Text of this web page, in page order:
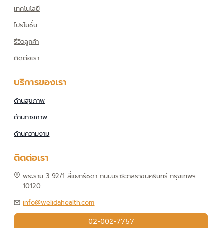
เทคโนโลยี
โปรโมชั่น
รีวิวลูกค้า
ติดต่อเรา
บริการของเรา
ด้านสุขภาพ
ด้านกายภาพ
ด้านความงาม
ติดต่อเรา
พระราม 3 92/1 สี่แยกรัชดา ถนนนราธิวาสราชนครินทร์ กรุงเทพฯ
10120
info@welidahealth.com
02-002-7757